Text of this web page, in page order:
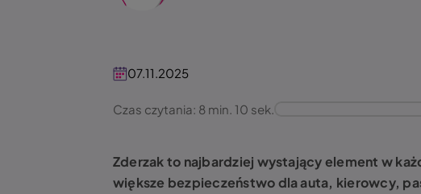
07.11.2025
Czas czytania: 8 min. 10 sek.
Zderzak to najbardziej wystający element w
większe bezpieczeństwo dla auta, kierowcy,